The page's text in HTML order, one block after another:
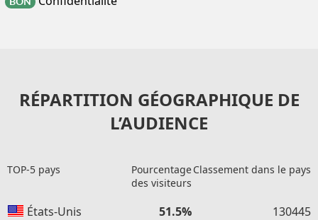
RÉPARTITION GÉOGRAPHIQUE DE
L’AUDIENCE
TOP-5 pays
Pourcentage
des visiteurs
Classement dans le pays
États-Unis 51.5% 130445